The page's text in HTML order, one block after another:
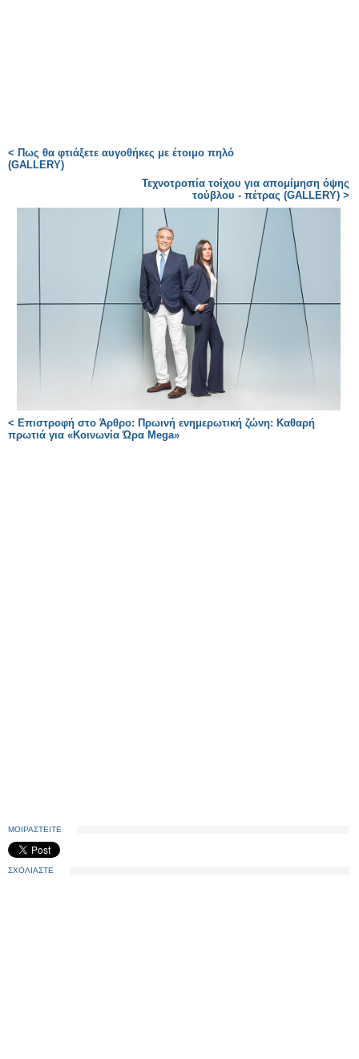
< Πως θα φτιάξετε αυγοθήκες με έτοιμο πηλό
(GALLERY)
Τεχνοτροπία τοίχου για απομίμηση όψης
τούβλου - πέτρας (GALLERY) >
< Επιστροφή στο Άρθρο: Πρωινή ενημερωτική ζώνη: Καθαρή
πρωτιά για «Κοινωνία Ώρα Mega»
ΜΟΙΡΑΣΤΕΙΤΕ
ΣΧΟΛΙΑΣΤΕ